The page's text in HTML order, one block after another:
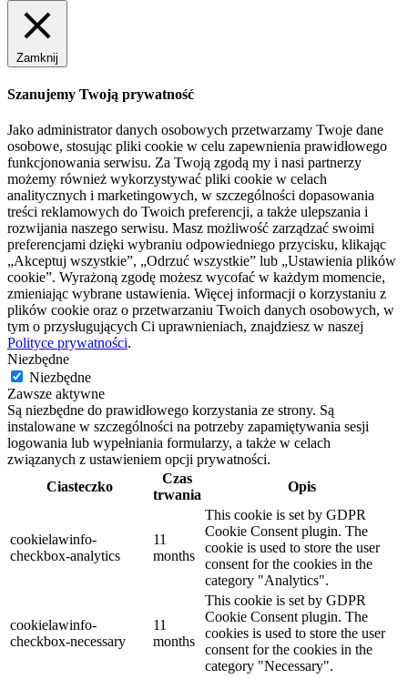
Zamknij
Szanujemy Twoją prywatność
Jako administrator danych osobowych przetwarzamy Twoje dane
osobowe, stosując pliki cookie w celu zapewnienia prawidłowego
funkcjonowania serwisu. Za Twoją zgodą my i nasi partnerzy
możemy również wykorzystywać pliki cookie w celach
analitycznych i marketingowych, w szczególności dopasowania
treści reklamowych do Twoich preferencji, a także ulepszania i
rozwijania naszego serwisu. Masz możliwość zarządzać swoimi
preferencjami dzięki wybraniu odpowiedniego przycisku, klikając
„Akceptuj wszystkie”, „Odrzuć wszystkie” lub „Ustawienia plików
cookie”. Wyrażoną zgodę możesz wycofać w każdym momencie,
zmieniając wybrane ustawienia. Więcej informacji o korzystaniu z
plików cookie oraz o przetwarzaniu Twoich danych osobowych, w
tym o przysługujących Ci uprawnieniach, znajdziesz w naszej
Polityce prywatności.
Niezbędne
Niezbędne
Zawsze aktywne
Są niezbędne do prawidłowego korzystania ze strony. Są
instalowane w szczególności na potrzeby zapamiętywania sesji
logowania lub wypełniania formularzy, a także w celach
związanych z ustawieniem opcji prywatności.
Ciasteczko
Czas
trwania
Opis
cookielawinfo-
checkbox-analytics
11
months
This cookie is set by GDPR
Cookie Consent plugin. The
cookie is used to store the user
consent for the cookies in the
category "Analytics".
cookielawinfo-
checkbox-necessary
11
months
This cookie is set by GDPR
Cookie Consent plugin. The
cookies is used to store the user
consent for the cookies in the
category "Necessary".